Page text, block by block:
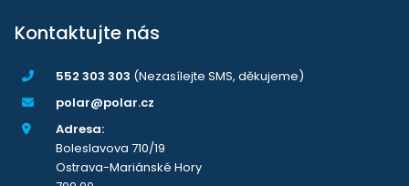
Kontaktujte nás
552 303 303 (Nezasílejte SMS, děkujeme)
polar@polar.cz
Adresa:
Boleslavova 710/19
Ostrava-Mariánské Hory